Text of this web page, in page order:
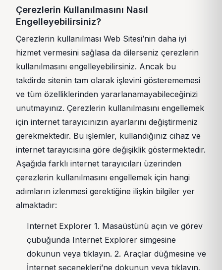
Çerezlerin Kullanılmasını Nasıl
Engelleyebilirsiniz?
Çerezlerin kullanılması Web Sitesi’nin daha iyi
hizmet vermesini sağlasa da dilerseniz çerezlerin
kullanılmasını engelleyebilirsiniz. Ancak bu
takdirde sitenin tam olarak işlevini gösterememesi
ve tüm özelliklerinden yararlanamayabileceğinizi
unutmayınız. Çerezlerin kullanılmasını engellemek
için internet tarayıcınızın ayarlarını değiştirmeniz
gerekmektedir. Bu işlemler, kullandığınız cihaz ve
internet tarayıcısına göre değişiklik göstermektedir.
Aşağıda farklı internet tarayıcıları üzerinden
çerezlerin kullanılmasını engellemek için hangi
adımların izlenmesi gerektiğine ilişkin bilgiler yer
almaktadır:
Internet Explorer 1. Masaüstünü açın ve görev
çubuğunda Internet Explorer simgesine
dokunun veya tıklayın. 2. Araçlar düğmesine ve
İnternet seçenekleri’ne dokunun veya tıklayın.